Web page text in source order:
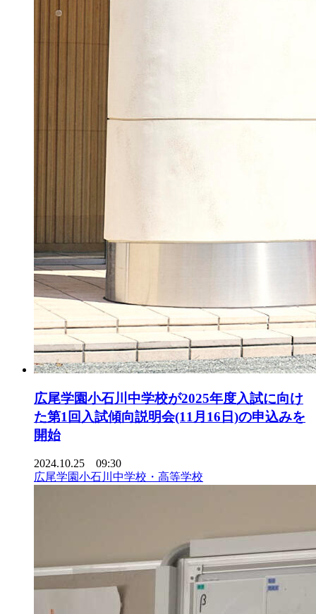
広尾学園小石川中学校が2025年度入試に向け
た第1回入試傾向説明会(11月16日)の申込みを
開始
2024.10.25 09:30
広尾学園小石川中学校・高等学校